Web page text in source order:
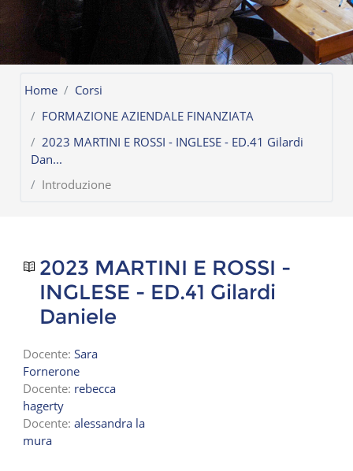
Home
Corsi
FORMAZIONE AZIENDALE FINANZIATA
2023 MARTINI E ROSSI - INGLESE - ED.41 Gilardi
Dan...
Introduzione
2023 MARTINI E ROSSI -
INGLESE - ED.41 Gilardi
Daniele
Docente: Sara
Fornerone
Docente: rebecca
hagerty
Docente: alessandra la
mura